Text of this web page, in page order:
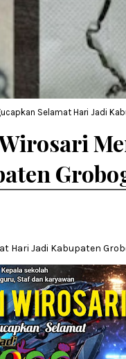
Selamat Hari Jadi
Hari Jadi Kabupaten